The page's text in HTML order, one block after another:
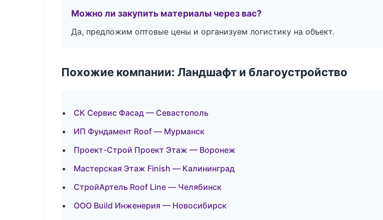
Можно ли закупить материалы через вас?
Да, предложим оптовые цены и организуем логистику на объект.
Похожие компании: Ландшафт и благоустройство
СК Сервис Фасад — Севастополь
ИП Фундамент Roof — Мурманск
Проект-Строй Проект Этаж — Воронеж
Мастерская Этаж Finish — Калининград
СтройАртель Roof Line — Челябинск
ООО Build Инженерия — Новосибирск